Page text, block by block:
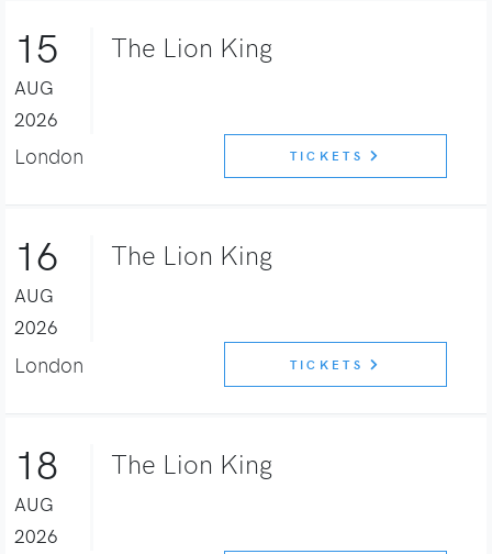
15
AUG
2026
The Lion King
London TICKETS
16
AUG
2026
The Lion King
London TICKETS
18
AUG
2026
The Lion King